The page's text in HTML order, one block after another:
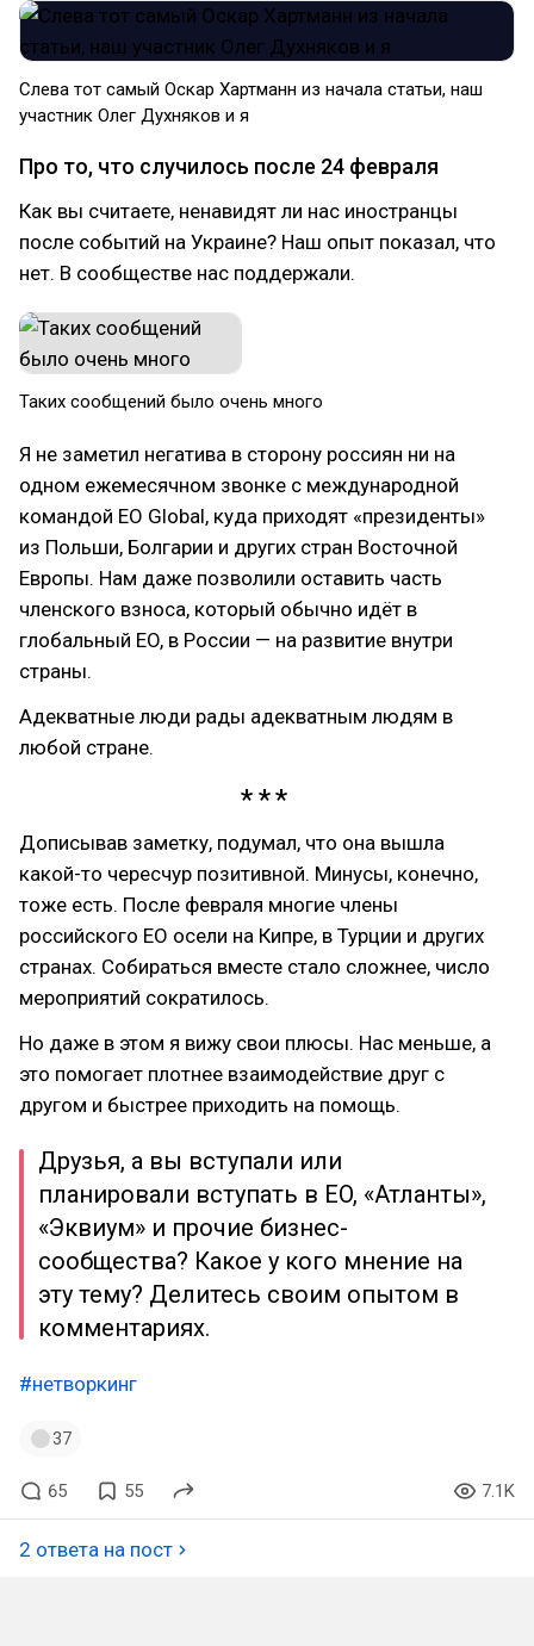
Слева тот самый Оскар Хартманн из начала статьи, наш
участник Олег Духняков и я
Про то, что случилось после 24 февраля
Как вы считаете, ненавидят ли нас иностранцы
после событий на Украине? Наш опыт показал, что
нет. В сообществе нас поддержали.
Таких сообщений было очень много
Я не заметил негатива в сторону россиян ни на
одном ежемесячном звонке с международной
командой EO Global, куда приходят «президенты»
из Польши, Болгарии и других стран Восточной
Европы. Нам даже позволили оставить часть
членского взноса, который обычно идёт в
глобальный EO, в России — на развитие внутри
страны.
Адекватные люди рады адекватным людям в
любой стране.
Дописывав заметку, подумал, что она вышла
какой-то чересчур позитивной. Минусы, конечно,
тоже есть. После февраля многие члены
российского EO осели на Кипре, в Турции и других
странах. Собираться вместе стало сложнее, число
мероприятий сократилось.
Но даже в этом я вижу свои плюсы. Нас меньше, а
это помогает плотнее взаимодействие друг с
другом и быстрее приходить на помощь.
Друзья, а вы вступали или
планировали вступать в EO, «Атланты»,
«Эквиум» и прочие бизнес-
сообщества? Какое у кого мнение на
эту тему? Делитесь своим опытом в
комментариях.
#нетворкинг
37
65 55 7.1K
2 ответа на пост